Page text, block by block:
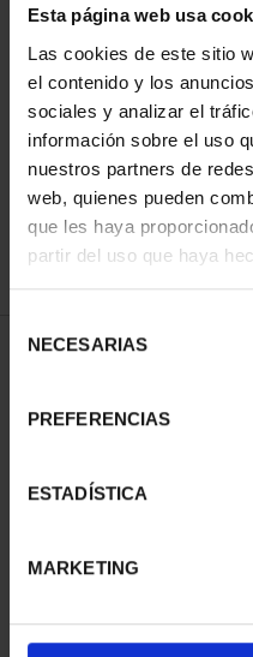
Esta página web usa
Las cookies de este sitio
el contenido y los
sociales y analizar el
información sobre el uso
nuestros partners de
web, quienes pueden
que les haya
partir del uso que haya
NECESARIAS
PREFERENCIAS
ESTADÍSTICA
MARKETING
ORDENAR POR:
2 Productos encontrados